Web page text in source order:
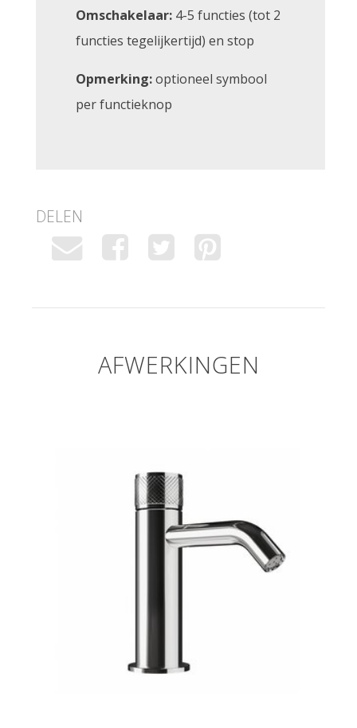
Omschakelaar: 4-5 functies (tot 2
functies tegelijkertijd) en stop
Opmerking:optioneel symbool
per functieknop
DELEN
AFWERKINGEN